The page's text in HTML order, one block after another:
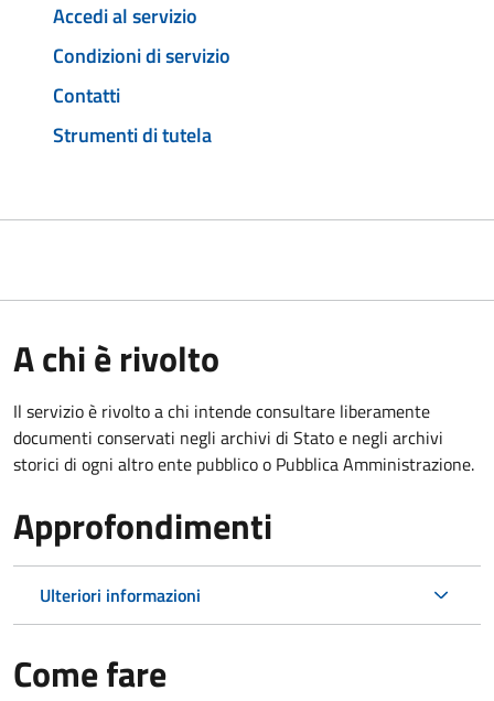
Accedi al servizio
Condizioni di servizio
Contatti
Strumenti di tutela
A chi è rivolto
Il servizio è rivolto a chi intende consultare liberamente
documenti conservati negli archivi di Stato e negli archivi
storici di ogni altro ente pubblico o Pubblica Amministrazione.
Approfondimenti
Ulteriori informazioni
Come fare